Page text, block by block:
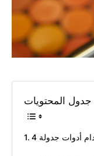
جدول المحتويات